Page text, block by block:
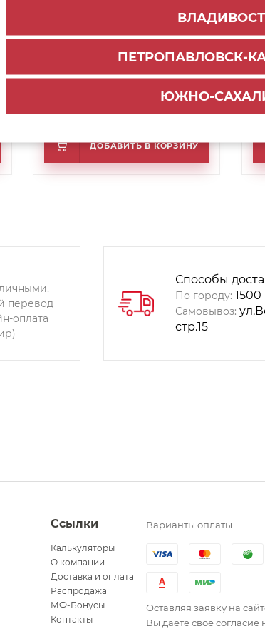
ПЕТРОПАВЛОВСК-
ЮЖНО-
Профиль кухонный
вертикальный (L), 3000 мм
ДОБАВИТЬ В КОРЗИНУ
"L"
перевод
оплата
Способы
По городу: 1500
Самовывоз:
стр.15
Ссылки
Калькуляторы
О компании
Доставка и оплата
Распродажа
МФ-Бонусы
Контакты
Варианты оплаты
Оставляя заявку на
Вы даете свое согласие